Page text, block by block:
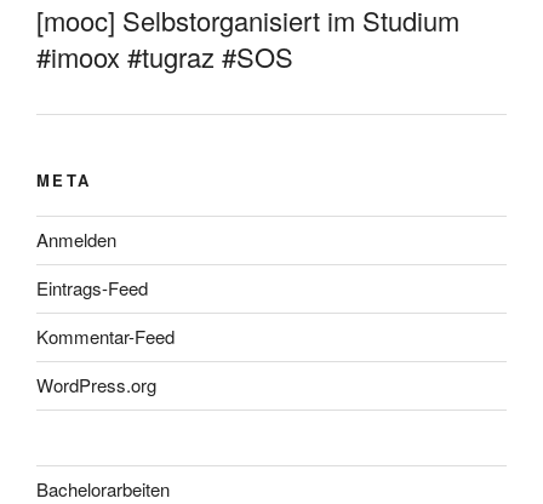
[mooc] Selbstorganisiert im Studium
#imoox #tugraz #SOS
META
Anmelden
Eintrags-Feed
Kommentar-Feed
WordPress.org
Bachelorarbeiten